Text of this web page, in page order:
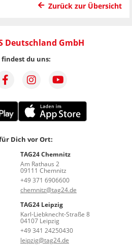
Zurück zur Übersicht
Deutschland GmbH
findest du uns:
Dich vor Ort:
TAG24 Chemnitz
Am Rathaus 2
09111 Chemnitz
+49 371 6906600
chemnitz@tag24.de
TAG24 Leipzig
Karl-Liebknecht-Straße 8
04107 Leipzig
+49 341 24250430
leipzig@tag24.de